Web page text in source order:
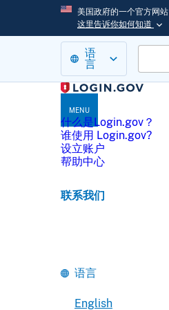
美国政府的一个官方网站
这里告诉你如何知道
语
言
MENU
什么是Login.gov？
谁使用 Login.gov?
设立账户
帮助中心
联系我们
语言
English